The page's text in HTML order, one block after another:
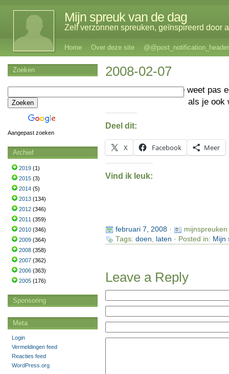
Mijn spreuk van de dag
Zelf verzonnen spreuken, geïnspireerd door
Home Over deze site @@post_notification_header
2008-02-07
Je weet pas
als je ook
Deel dit:
X Facebook Meer
Vind ik leuk:
februari 7, 2008·
Tags: doen, laten · Posted in: Mijn
Leave a Reply
Zoeken
Aangepast zoeken
Archief
2019 (1)
2015 (3)
2014 (5)
2013 (134)
2012 (346)
2011 (359)
2010 (346)
2009 (364)
2008 (358)
2007 (362)
2006 (363)
2005 (176)
Sponsoring
Meta
Login
Vermeldingen feed
Reacties feed
WordPress.org